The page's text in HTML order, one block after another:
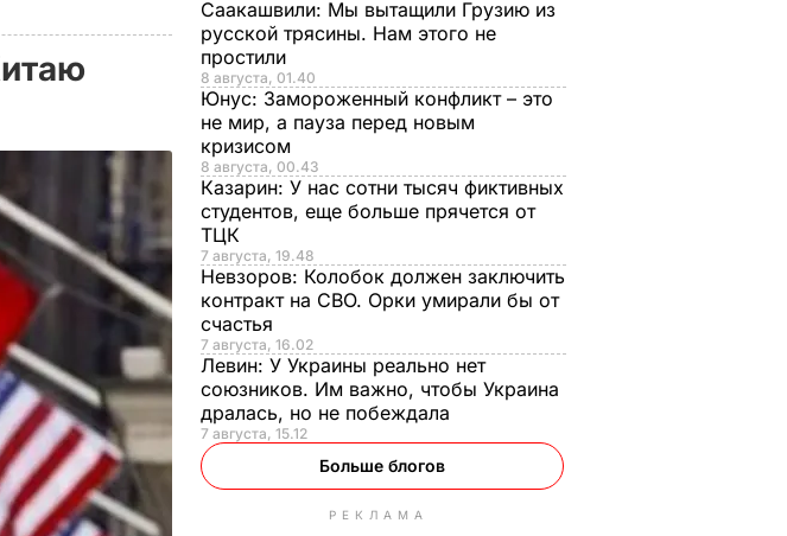
Саакашвили: Мы вытащили Грузию из
русской трясины. Нам этого не
простили
8 августа, 01.40
Юнус: Замороженный конфликт – это
не мир, а пауза перед новым
кризисом
8 августа, 00.43
Казарин: У нас сотни тысяч фиктивных
студентов, еще больше прячется от
ТЦК
7 августа, 19.48
Невзоров: Колобок должен заключить
контракт на СВО. Орки умирали бы от
счастья
7 августа, 16.02
Левин: У Украины реально нет
союзников. Им важно, чтобы Украина
дралась, но не побеждала
7 августа, 15.12
Больше блогов
РЕКЛАМА